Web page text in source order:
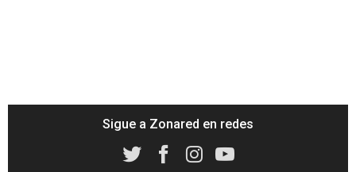
Sigue a Zonared en redes